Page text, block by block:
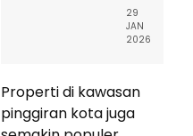
29
JAN
2026
Properti di kawasan
pinggiran kota juga